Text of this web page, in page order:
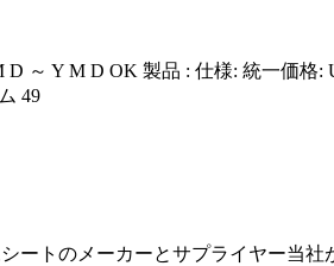
～ Y M D OK 製品 : 仕様: 統一価格:
49
ートのメーカーとサプライヤー当